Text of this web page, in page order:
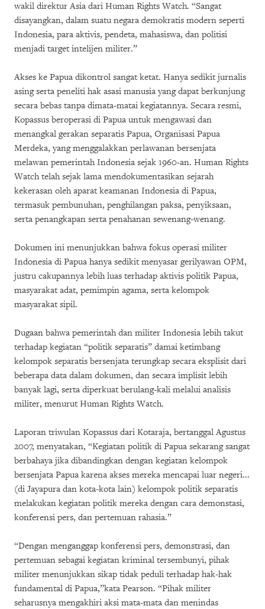
wakil direktur Asia dari Human Rights Watch. “Sangat
disayangkan, dalam suatu negara demokratis modern seperti
Indonesia, para aktivis, pendeta, mahasiswa, dan politisi
menjadi target intelijen militer.”
Akses ke Papua dikontrol sangat ketat. Hanya sedikit jurnalis
asing serta peneliti hak asasi manusia yang dapat berkunjung
secara bebas tanpa dimata-matai kegiatannya. Secara resmi,
Kopassus beroperasi di Papua untuk mengawasi dan
menangkal gerakan separatis Papua, Organisasi Papua
Merdeka, yang menggalakkan perlawanan bersenjata
melawan pemerintah Indonesia sejak 1960-an. Human Rights
Watch telah sejak lama mendokumentasikan sejarah
kekerasan oleh aparat keamanan Indonesia di Papua,
termasuk pembunuhan, penghilangan paksa, penyiksaan,
serta penangkapan serta penahanan sewenang-wenang.
Dokumen ini menunjukkan bahwa fokus operasi militer
Indonesia di Papua hanya sedikit menyasar gerilyawan OPM,
justru cakupannya lebih luas terhadap aktivis politik Papua,
masyarakat adat, pemimpin agama, serta kelompok
masyarakat sipil.
Dugaan bahwa pemerintah dan militer Indonesia lebih takut
terhadap kegiatan “politik separatis” damai ketimbang
kelompok separatis bersenjata terungkap secara eksplisit dari
beberapa data dalam dokumen, dan secara implisit lebih
banyak lagi, serta diperkuat berulang-kali melalui analisis
militer, menurut Human Rights Watch.
Laporan triwulan Kopassus dari Kotaraja, bertanggal Agustus
2007, menyatakan, “Kegiatan politik di Papua sekarang sangat
berbahaya jika dibandingkan dengan kegiatan kelompok
bersenjata Papua karena akses mereka mencapai luar negeri...
(di Jayapura dan kota-kota lain) kelompok politik separatis
melakukan kegiatan politik mereka dengan cara demonstasi,
konferensi pers, dan pertemuan rahasia.”
“Dengan menganggap konferensi pers, demonstrasi, dan
pertemuan sebagai kegiatan kriminal tersembunyi, pihak
militer menunjukkan sikap tidak peduli terhadap hak-hak
fundamental di Papua,”kata Pearson. “Pihak militer
seharusnya mengakhiri aksi mata-mata dan menindas